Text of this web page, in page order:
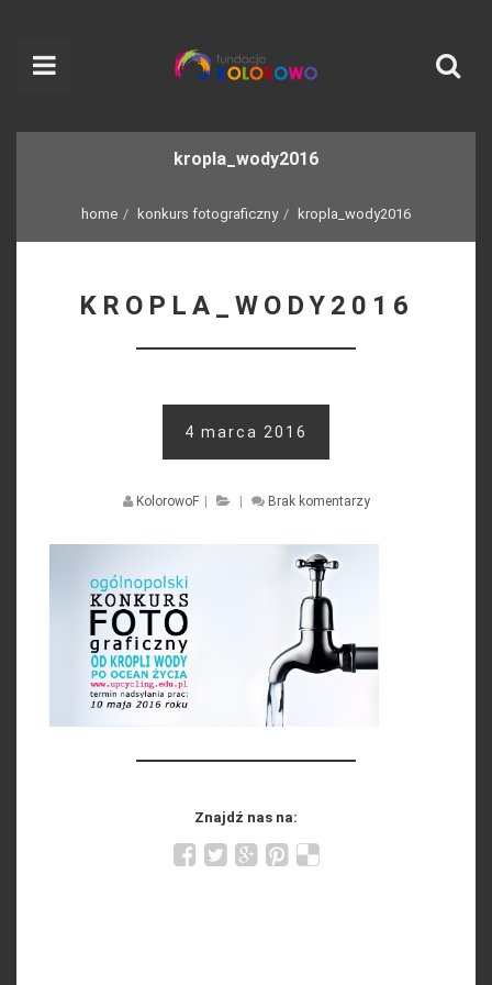
kropla_wody2016
home konkurs fotograficzny kropla_wody2016
KROPLA_WODY2016
4 marca 2016
KolorowoF Brak komentarzy
Znajdź nas na: